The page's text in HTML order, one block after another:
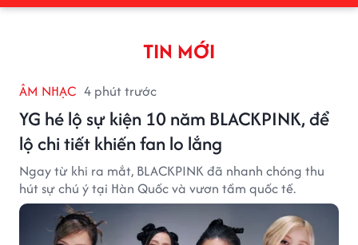
TIN MỚI
ÂM NHẠC 4 phút trước
YG hé lộ sự kiện 10 năm BLACKPINK, để
lộ chi tiết khiến fan lo lắng
Ngay từ khi ra mắt, BLACKPINK đã nhanh chóng thu
hút sự chú ý tại Hàn Quốc và vươn tầm quốc tế.